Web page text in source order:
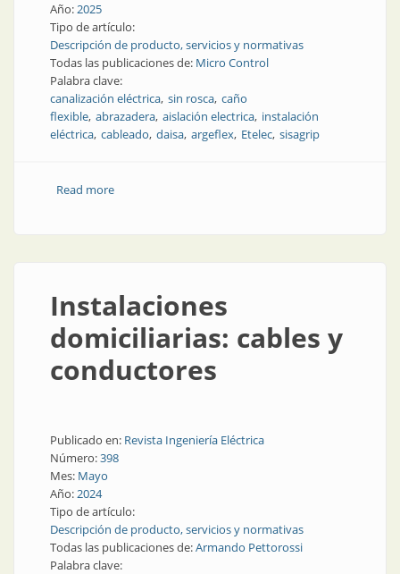
Año:2025
Tipo de artículo:
Descripción de producto, servicios y normativas
Todas las publicaciones de: Micro Control
Palabra clave:
canalización eléctrica sin rosca caño
flexible abrazadera aislación electrica instalación
eléctrica cableado daisa argeflex Etelec sisagrip
Read moreabout Todo lo necesario para hacer conexiones
Instalaciones
domiciliarias: cables y
conductores
Publicado en: Revista Ingeniería Eléctrica
Número:398
Mes: Mayo
Año:2024
Tipo de artículo:
Descripción de producto, servicios y normativas
Todas las publicaciones de:Armando Pettorossi
Palabra clave: